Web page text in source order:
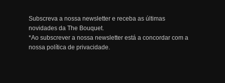
Subscreva a nossa newsletter e receba as últimas
novidades da The Bouquet.
*Ao subscrever a nossa newsletter está a concordar com a
nossa política de privacidade.